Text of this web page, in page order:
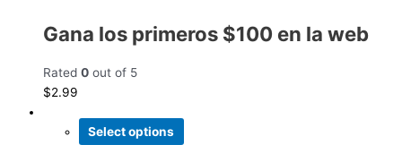
Gana los primeros $100 en la web
Rated 0 out of 5
$2.99
Select options